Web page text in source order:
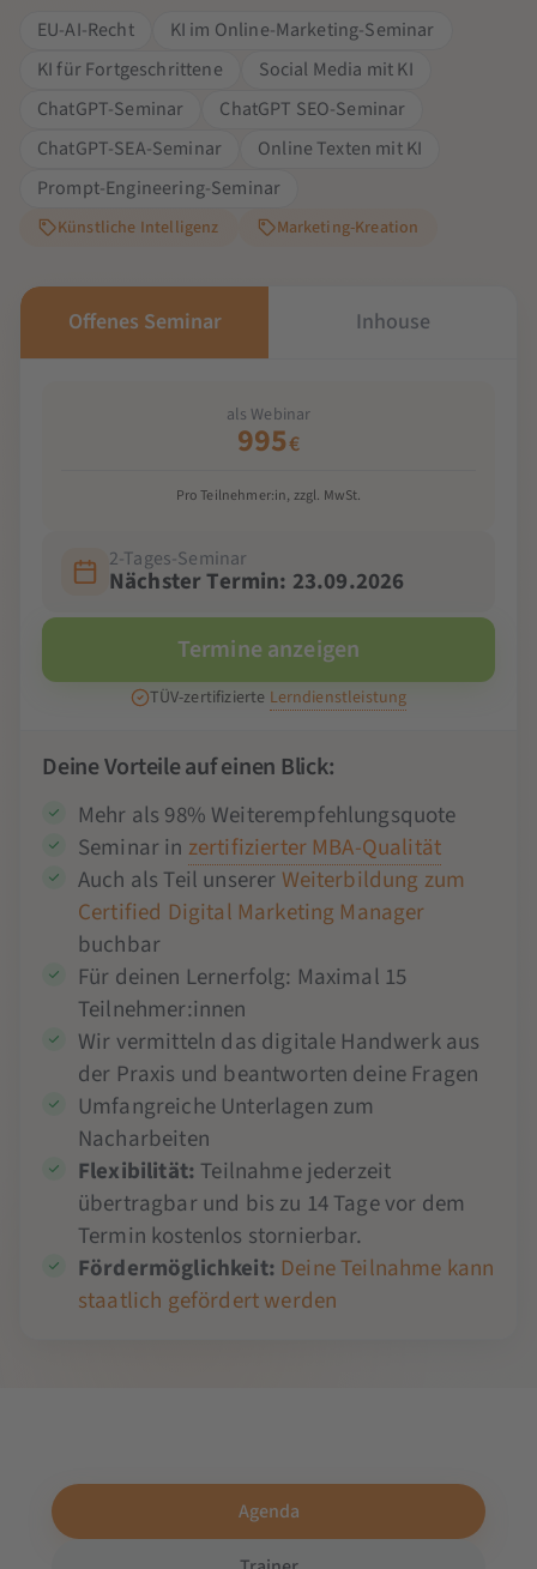
EU-AI-Recht
KI im Online-Marketing-Seminar
KI für Fortgeschrittene
Social Media mit KI
ChatGPT-Seminar
ChatGPT SEO-Seminar
ChatGPT-SEA-Seminar
Online Texten mit KI
Prompt-Engineering-Seminar
Künstliche Intelligenz Marketing-Kreation
Offenes Seminar Inhouse
als Webinar
995€
Pro Teilnehmer:in, zzgl. MwSt.
2-Tages-Seminar
Nächster Termin: 23.09.2026
Termine anzeigen
TÜV-zertifizierte Lerndienstleistung
Deine Vorteile auf einen Blick:
Mehr als 98% Weiterempfehlungsquote
Seminar in zertifizierter MBA-Qualität
Auch als Teil unsererWeiterbildung zum
Certified Digital Marketing Manager
buchbar
Für deinen Lernerfolg: Maximal 15
Teilnehmer:innen
Wir vermitteln das digitale Handwerk aus
der Praxis und beantworten deine Fragen
Umfangreiche Unterlagen zum
Nacharbeiten
Flexibilität:Teilnahme jederzeit
übertragbar und bis zu 14 Tage vor dem
Termin kostenlos stornierbar.
Fördermöglichkeit: Deine Teilnahme kann
staatlich gefördert werden
Agenda